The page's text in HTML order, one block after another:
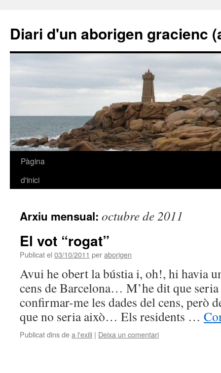
Diari d'un aborigen gracienc
VésPàgina
d'inici
Arxiu mensual: octubre de 2011
El vot “rogat”
Publicat el 03/10/2011 peraborigen
Avui he obert la bústia i, oh!, hi havia
cens de Barcelona… M’he dit que
confirmar-me les dades del cens, però
que no seria això… Els residents …
Publicat dins dea l'exili | Deixa un comentari